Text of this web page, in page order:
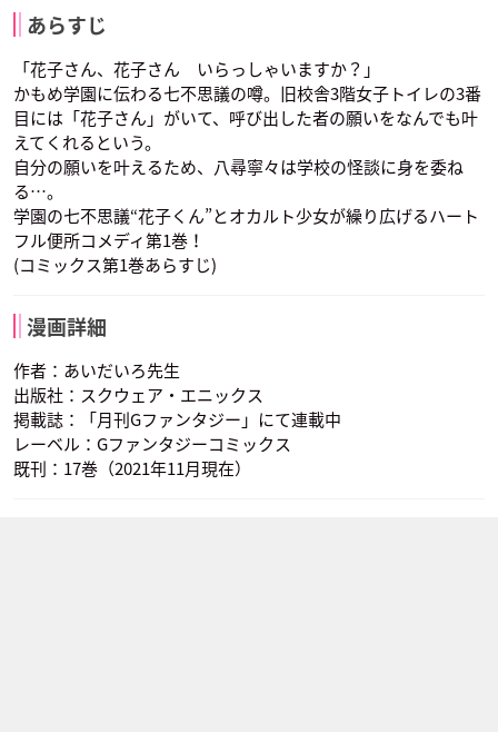
あらすじ
「花子さん、花子さん いらっしゃいますか？」
かもめ学園に伝わる七不思議の噂。旧校舎3階女子トイレの3番
目には「花子さん」がいて、呼び出した者の願いをなんでも叶
えてくれるという。
自分の願いを叶えるため、八尋寧々は学校の怪談に身を委ね
る…。
学園の七不思議“花子くん”とオカルト少女が繰り広げるハート
フル便所コメディ第1巻！
(コミックス第1巻あらすじ)
漫画詳細
作者：あいだいろ先生
出版社：スクウェア・エニックス
掲載誌：「月刊Gファンタジー」にて連載中
レーベル：Gファンタジーコミックス
既刊：17巻（2021年11月現在）